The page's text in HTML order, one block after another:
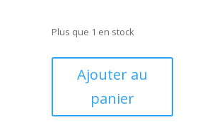
Plus que 1 en stock
Cochran
Ajouter au
panier